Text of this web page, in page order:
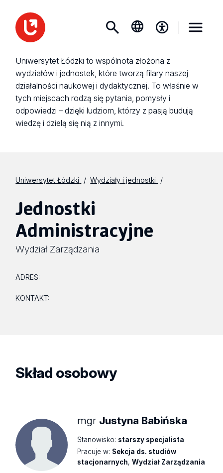
Uniwersytet Łódzki to wspólnota złożona z
wydziałów i jednostek, które tworzą filary naszej
działalności naukowej i dydaktycznej. To właśnie w
tych miejscach rodzą się pytania, pomysły i
odpowiedzi – dzięki ludziom, którzy z pasją budują
wiedzę i dzielą się nią z innymi.
Uniwersytet Łódzki Wydziały i jednostki
Jednostki
Administracyjne
Wydział Zarządzania
ADRES:
KONTAKT:
Skład osobowy
mgr Justyna Babińska
Stanowisko: starszy specjalista
Pracuje w: Sekcja ds. studiów
stacjonarnych,Wydział Zarządzania